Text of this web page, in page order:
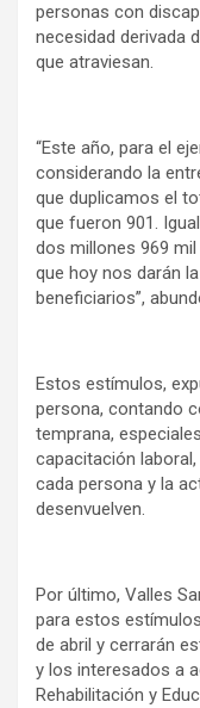
personas con
necesidad derivada
que atraviesan.
“Este año, para el
considerando la
que duplicamos el
que fueron 901.
dos millones 969
que hoy nos darán
beneficiarios”,
Estos estímulos,
persona, contando
temprana,
capacitación
cada persona y la
desenvuelven.
Por último, Valles
para estos
de abril y cerrarán
y los interesados a
Rehabilitación y